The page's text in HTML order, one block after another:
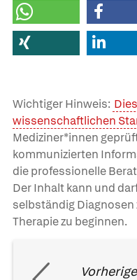
Wichtiger Hinweis:
wissenschaftlichen
Mediziner*innen
kommunizierten
die professionelle
Der Inhalt kann und
selbständig
Therapie zu beginnen.